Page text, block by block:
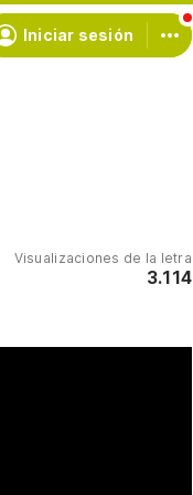
Iniciar sesión
Visualizaciones de la letra
3.114